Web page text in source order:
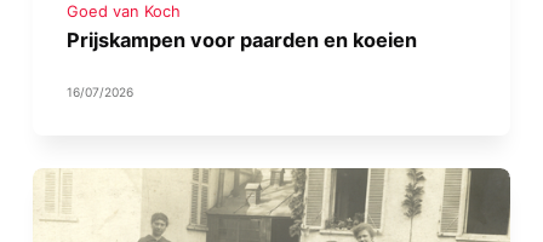
Goed van Koch
Prijskampen voor paarden en koeien
16/07/2026